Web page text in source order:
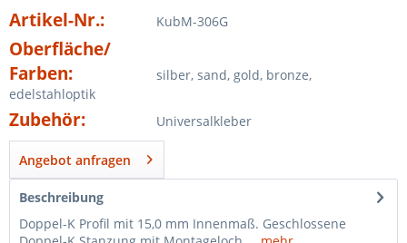
Artikel-Nr.: KubM-306G
Oberfläche/
Farben:
silber, sand, gold, bronze,
edelstahloptik
Zubehör: Universalkleber
Angebot anfragen
Beschreibung
Doppel-K Profil mit 15,0 mm Innenmaß. Geschlossene